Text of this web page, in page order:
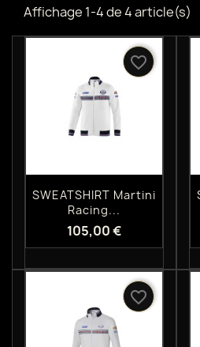
Affichage 1-4 de 4 article(s)
Aperçu rapide
SWEATSHIRT Martini
Racing...
105,00 €
favorite_border
favorite_border